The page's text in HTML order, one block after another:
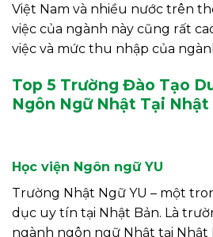
Việt Nam và nhiều nước trên
việc của ngành này cũng rất
việc và mức thu nhập của
Top 5 Trường Đào Tạo
Ngôn Ngữ Nhật Tại Nhật
Học viện Ngôn ngữ YU
Trường Nhật Ngữ YU – một
dục uy tín tại Nhật Bản. Là
ngành ngôn ngữ Nhật tại Nhật